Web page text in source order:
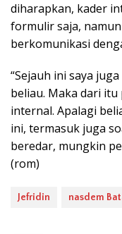
diharapkan, kader
formulir saja,
berkomunikasi
“Sejauh ini saya
beliau. Maka dari
internal. Apalagi
ini, termasuk juga
beredar, mungkin
(rom)
Jefridin nasdem